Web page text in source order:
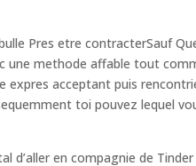
Pres etre contracterSauf
une methode affable tout
expres acceptant puis
toi pouvez lequel
d’aller en compagnie de